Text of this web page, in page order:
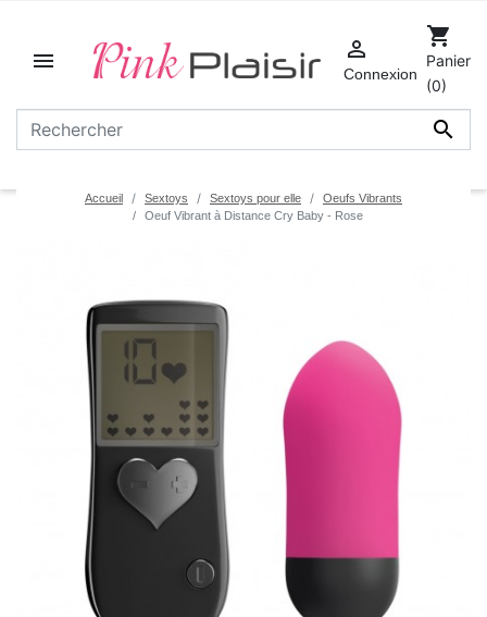



Connexion
shopping_cart
Panier
(0)
Accueil Sextoys Sextoys pour elle
Oeufs Vibrants
Oeuf Vibrant à Distance Cry Baby - Rose